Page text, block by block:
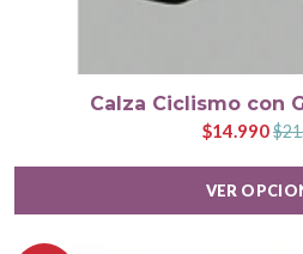
Calza Ciclismo con
$14.990
VER